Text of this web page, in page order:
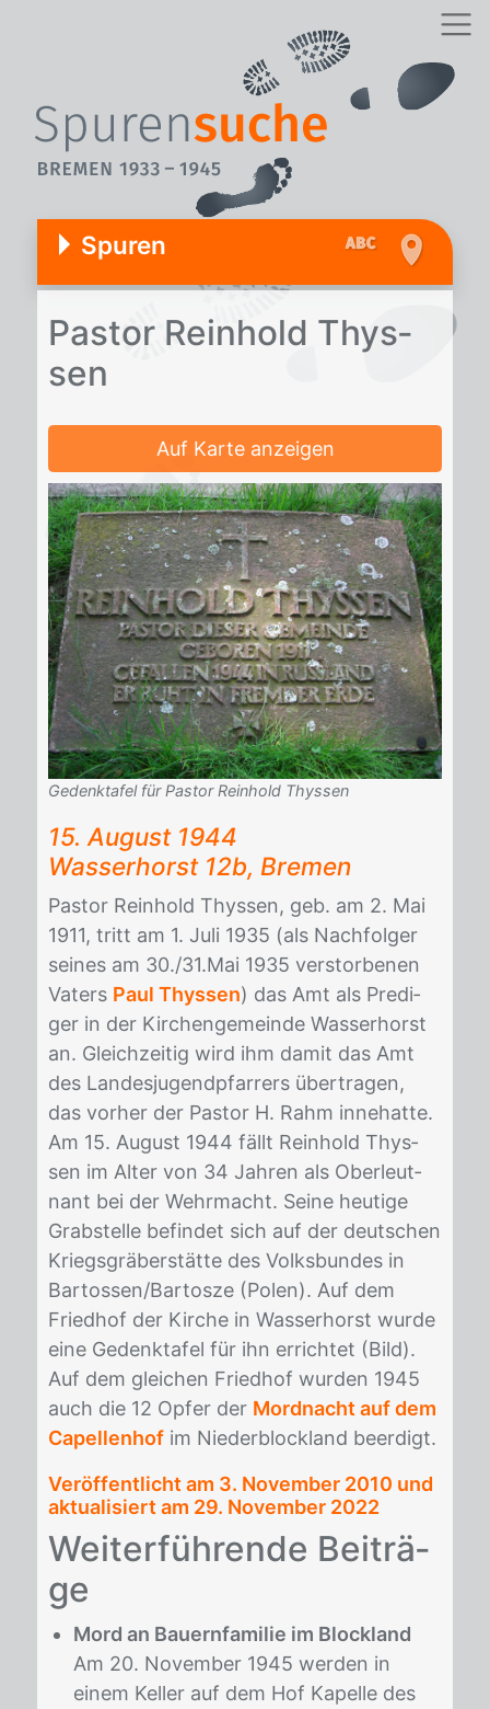
Spuren
Pas­tor Rein­hold Thys­
sen
Auf Karte anzeigen
Gedenktafel für Pastor Reinhold Thyssen
15. Au­gust 1944
Was­ser­horst 12b, Bre­men
Pas­tor Rein­hold Thys­sen, geb. am 2. Mai
1911, tritt am 1. Juli 1935 (als Nach­fol­ger
sei­nes am 30./​31.Mai 1935 ver­stor­be­nen
Va­ters Paul Thyssen) das Amt als Pre­di­
ger in der Kir­chen­ge­mein­de Was­ser­horst
an. Gleich­zei­tig wird ihm da­mit das Amt
des Lan­des­ju­gend­pfar­rers über­tra­gen,
das vor­her der Pas­tor H. Rahm in­ne­hat­te.
Am 15. Au­gust 1944 fällt Rein­hold Thys­
sen im Al­ter von 34 Jah­ren als Ober­leut­
nant bei der Wehr­macht. Sei­ne heu­ti­ge
Grab­stel­le be­fin­det sich auf der deut­schen
Kriegs­grä­ber­stät­te des Volks­bun­des in
Bartos­sen/​Bar­to­sze (Po­len). Auf dem
Fried­hof der Kir­che in Was­ser­horst wur­de
eine Ge­denk­ta­fel für ihn er­rich­tet (Bild).
Auf dem glei­chen Fried­hof wur­den 1945
auch die 12 Op­fer der Mordnacht auf dem
Capellenhof im Nie­derblock­land be­er­digt.
Veröffentlicht am 3. November 2010 und
aktualisiert am 29. November 2022
Wei­ter­füh­ren­de Bei­trä­
ge
Mord an Bauernfamilie im Blockland
Am 20. November 1945 werden in
einem Keller auf dem Hof Kapelle des